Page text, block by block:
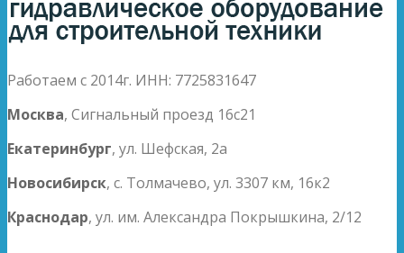
Работаем с 2014г. ИНН: 7725831647
Москва, Сигнальный проезд 16с21
Екатеринбург, ул. Шефская, 2а
Новосибирск, с. Толмачево, ул. 3307 км, 16к2
Краснодар, ул. им. Александра Покрышкина, 2/12